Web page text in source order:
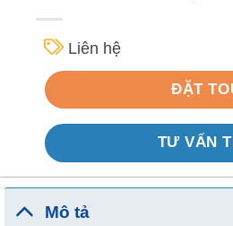
Liên hệ
ĐẶT
TƯ VẤN
Mô tả